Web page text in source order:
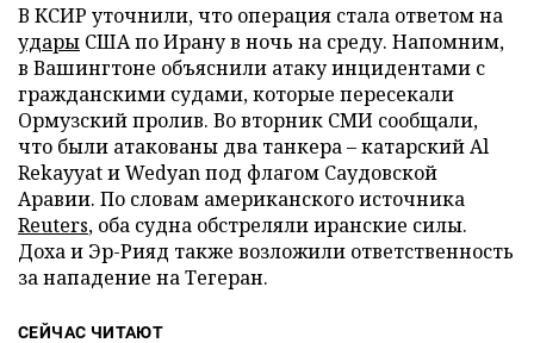
В КСИР уточнили, что операция стала ответом на
удары США по Ирану в ночь на среду. Напомним,
в Вашингтоне объяснили атаку инцидентами с
гражданскими судами, которые пересекали
Ормузский пролив. Во вторник СМИ сообщали,
что были атакованы два танкера – катарский Al
Rekayyat и Wedyan под флагом Саудовской
Аравии. По словам американского источника
Reuters, оба судна обстреляли иранские силы.
Доха и Эр-Рияд также возложили ответственность
за нападение на Тегеран.
СЕЙЧАС ЧИТАЮТ